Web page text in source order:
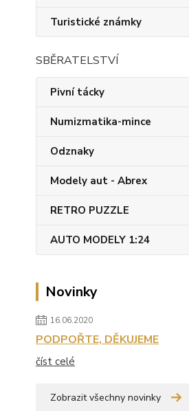
Turistické známky
SBĚRATELSTVÍ
Pivní tácky
Numizmatika-mince
Odznaky
Modely aut - Abrex
RETRO PUZZLE
AUTO MODELY 1:24
Novinky
16.06.2020
PODPOŘTE, DĚKUJEME
číst celé
Zobrazit všechny novinky